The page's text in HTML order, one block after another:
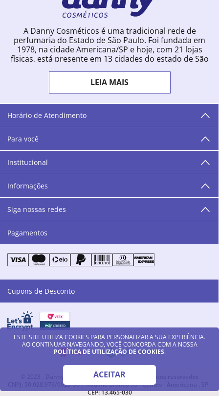
ESTE SITE UTILIZA COOKIES PARA PERSONALIZAR A SUA EXPERIÊNCIA.
AO CONTINUAR NAVEGANDO, VOCÊ CONCORDA COM A NOSSA
POLÍTICA DE UTILIZAÇÃO DE COOKIES.
ACEITAR
A Danny Cosméticos é uma tradicional rede de
perfumaria do Estado de São Paulo. Foi fundada em
1978, na cidade Americana/SP e hoje, com 21 lojas
físicas, está presente em 13 cidades do estado de São
começou a vender para todo o território brasileiro.
Com uma infinidade de marcas e a filosofia de vender
produtos que vão do popular ao luxo, a Danny
Cosméticos mantém parceria com aproximadamente
300 grandes fornecedores e lançamentos diários na
área de beleza. São 12 centros técnicos que oferecem
programação semanal de cursos e encontros.
“O varejo corre nas nossas veias como nossos valores
humanos, éticos e morais. E que o branco e o azul anil,
as cores da Danny Cosméticos, possam continuar
transmitindo paz e harmonia para todos vocês!”
LEIA MAIS
Horário de Atendimento
Para você
Institucional
Informações
Siga nossas redes
Pagamentos
Cupons de Desconto
© 2023 - Danny Cosméticos LTDA - Todos os direitos reservados
CNPJ: 50.028.976/0023-56 | Rua Rio Branco 93 - Centro - Americana , SP -
CEP: 13.465-030